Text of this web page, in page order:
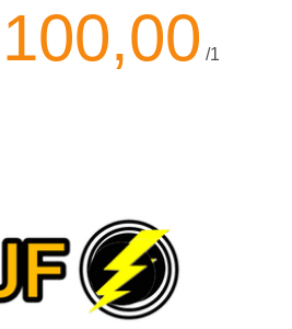
100,00 /1